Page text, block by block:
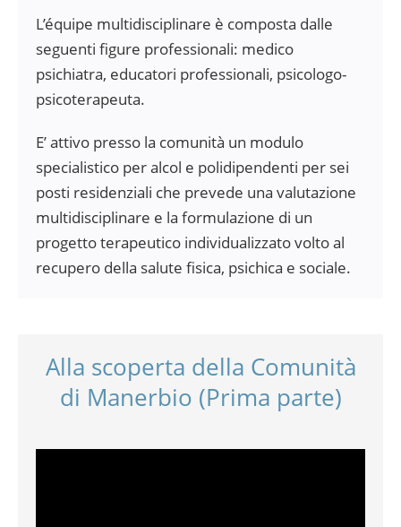
L’équipe multidisciplinare è composta dalle
seguenti figure professionali: medico
psichiatra, educatori professionali, psicologo-
psicoterapeuta.
E’ attivo presso la comunità un modulo
specialistico per alcol e polidipendenti per sei
posti residenziali che prevede una valutazione
multidisciplinare e la formulazione di un
progetto terapeutico individualizzato volto al
recupero della salute fisica, psichica e sociale.
Alla scoperta della Comunità
di Manerbio (Prima parte)